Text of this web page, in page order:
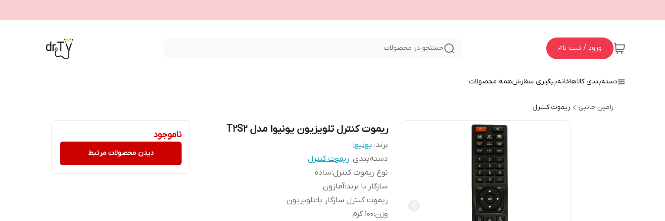
ورود / ثبت نام جستجو در محصولات
دسته‌بندی کالاهاخانهپیگیری سفارشهمه محصولات
رامین جانبی ریموت کنترل
ریموت کنترل تلویزیون یونیوا مدل T2S2
برند: یونیوا
دسته‌بندی: ریموت کنترل
نوع ریموت کنترل:ساده
سازگار با برند:آمازون
ریموت کنترل سازگار با:تلویزیون
وزن:100 گرم
ناموجود
دیدن محصولات مرتبط